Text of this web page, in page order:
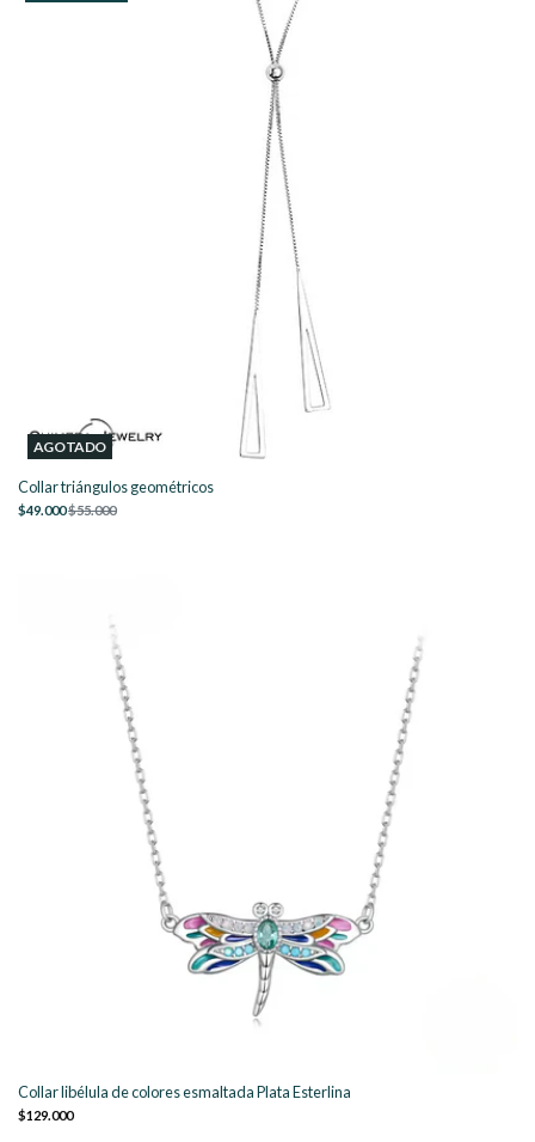
AGOTADO
Collar triángulos geométricos
$49.000$55.000
Collar libélula de colores esmaltada Plata Esterlina
$129.000